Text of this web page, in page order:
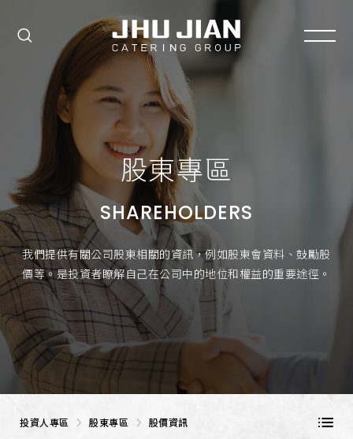
股東專區
SHAREHOLDERS
我們提供有關公司股東相關的資訊，例如股東會資料、鼓勵股
價等。是投資者瞭解自己在公司中的地位和權益的重要途徑。
投資人專區 股東專區 股價資訊